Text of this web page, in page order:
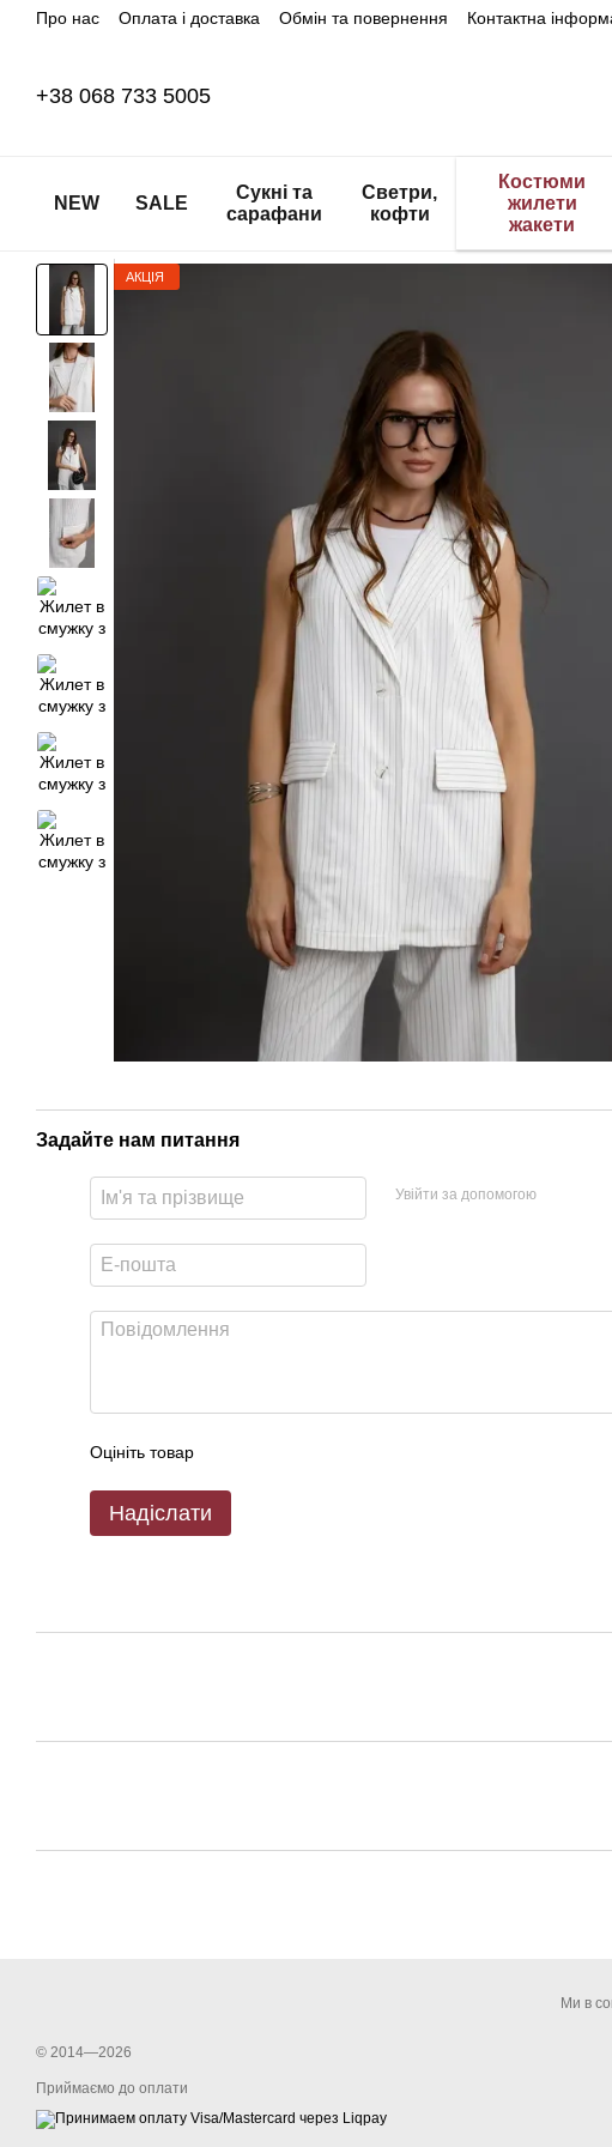
Перейти до основного контенту
Про нас Оплата і доставка Обмін та повернення Контактна
+38 068 733 5005
NEW SALE
Сукні та
сарафани
Светри,
кофти
Костюми
жилети
жакети
АКЦІЯ
Задайте нам питання
Увійти за допомогою
Оцініть товар
Надіслати
© 2014—2026
Приймаємо до оплати
Ми в